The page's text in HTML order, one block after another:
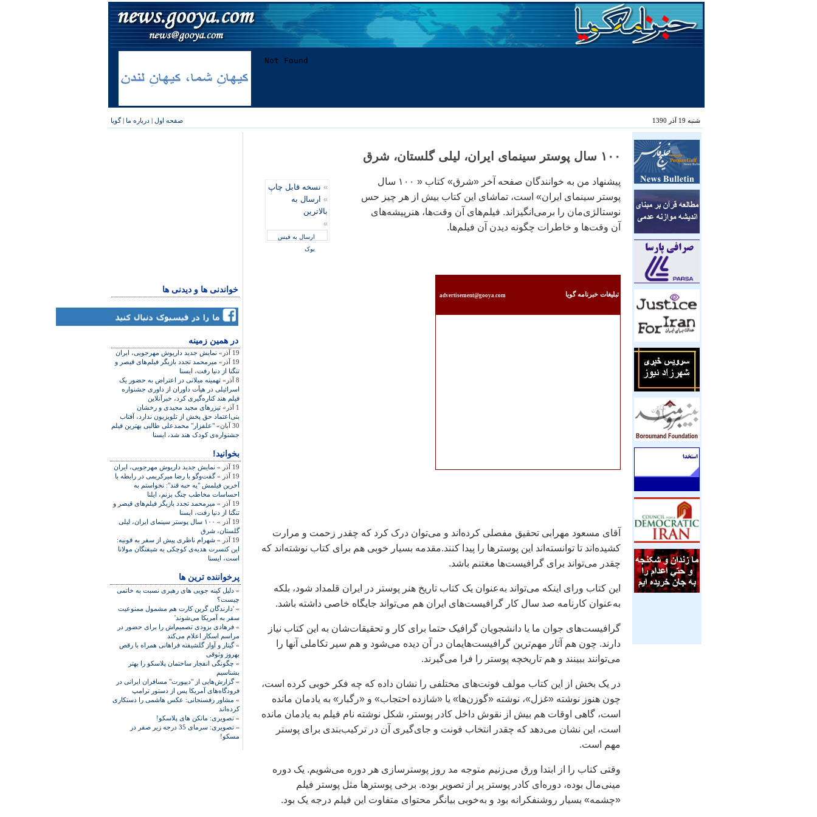
شنبه 19 آذر 1390 صفحه اول | درباره ما |گویا
خواندنی ها و دیدنی ها
در همين زمينه
19 آذر»
نمايش جديد داريوش مهرجويی، ايران
19 آذر»
ميرمحمد تجدد بازيگر فيلم‌های قيصر و
تنگنا از دنيا رفت، ايسنا
8 آذر»
تهمينه ميلانی در اعتراض به حضور يک
اسرائيلی در هيأت داوران از داوری جشنواره
فيلم هند کناره‌گيری کرد، خبرآنلاين
1 آذر»
تيزرهای مجيد مجيدی و رخشان
بنی‌اعتماد حق پخش از تلويزيون ندارد، آفتاب
30 آبان»
"علفزار" محمدعلی طالبی بهترين فيلم
جشنواره‌ی کودک هند شد، ايسنا
بخوانید!
19 آذر »
نمايش جديد داريوش مهرجويی، ايران
19 آذر »
گفت‌وگو با رضا ميرکريمی در رابطه با
آخرين فيلمش "يه حبه قند": نخواستم به
احساسات مخاطب چنگ بزنم، ايلنا
19 آذر »
ميرمحمد تجدد بازيگر فيلم‌های قيصر و
تنگنا از دنيا رفت، ايسنا
19 آذر »
۱۰۰ سال پوستر سينمای ايران، ليلی
گلستان، شرق
19 آذر »
شهرام ناظری پيش از سفر به قونيه:
اين کنسرت‌ هديه‌ی کوچکی به شيفتگان مولانا
است، ايسنا
پرخواننده ترین ها
» دلیل کینه جویی های رهبری نسبت به خاتمی
چیست؟
» 'دارندگان گرین کارت هم مشمول ممنوعیت
سفر به آمریکا می‌شوند'
» فرهادی بزودی تصمیم‌اش را برای حضور در
مراسم اسکار اعلام می‌کند
»گیتار و آواز گلشیفته فراهانی همراه با رقص
بهروز وثوقی
» چگونگی انفجار ساختمان پلاسکو را بهتر
بشناسیم
»گزارش‌هایی از "دیپورت" مسافران ایرانی در
فرودگاه‌های آمریکا پس از دستور ترامپ
» مشاور رفسنجانی: عکس هاشمی را دستکاری
کرده‌اند
» تصویری: مانکن های پلاسکو!
»
تصویری: سرمای 35 درجه زیر صفر در
مسکو!
۱۰۰ سال پوستر سينمای ايران، ليلی گلستان، شرق
» نسخه قابل چاپ
» ارسال به
بالاترین
»
ارسال به فیس
بوک
پيشنهاد من به خوانندگان صفحه آخر «شرق» کتاب « ۱۰۰ سال
پوستر سينمای ايران» است، تماشای اين کتاب بيش از هر چيز حس
نوستالژی‌مان را برمی‌انگيزاند. فيلم‌های آن وقت‌ها، هنرپيشه‌های
آن وقت‌ها و خاطرات چگونه ديدن آن فيلم‌ها.
تبليغات خبرنامه گويا advertisement@gooya.com
آقای مسعود مهرابی تحقيق مفصلی کرده‌اند و می‌توان درک کرد که چقدر زحمت و مرارت
کشيده‌اند تا توانسته‌اند اين پوسترها را پيدا کنند.مقدمه بسيار خوبی هم برای کتاب نوشته‌اند که
چقدر می‌تواند برای گرافيست‌ها مغتنم باشد.
اين کتاب ورای اينکه می‌تواند به‌عنوان يک کتاب تاريخ هنر پوستر در ايران قلمداد شود، بلکه
به‌عنوان کارنامه صد سال کار گرافيست‌های ايران هم می‌تواند جايگاه خاصی داشته باشد.
گرافيست‌های جوان ما يا دانشجويان گرافيک حتما برای کار و تحقيقات‌شان به اين کتاب نياز
دارند. چون هم آثار مهم‌ترين گرافيست‌هايمان در آن ديده می‌شود و هم سير تکاملی آنها را
می‌توانند ببينند و هم تاريخچه پوستر را فرا می‌گيرند.
در يک بخش از اين کتاب مولف فونت‌های مختلفی را نشان داده که چه فکر خوبی کرده است،
چون هنوز نوشته «غزل»، نوشته «گوزن‌ها» يا «شازده احتجاب» و «رگبار» به يادمان مانده
است، گاهی اوقات هم بيش از نقوش داخل کادر پوستر، شکل نوشته نام فيلم به يادمان مانده
است، اين نشان می‌دهد که چقدر انتخاب فونت و جای‌گيری آن در ترکيب‌بندی برای پوستر
مهم است.
وقتی کتاب را از ابتدا ورق می‌زنيم متوجه مد روز پوسترسازی هر دوره می‌شويم. يک دوره
مينی‌مال بوده، دوره‌ای کادر پوستر پر از تصوير بوده. برخی پوسترها مثل پوستر فيلم
«چشمه» بسيار روشنفکرانه بود و به‌خوبی بيانگر محتوای متفاوت اين فيلم درجه يک بود.